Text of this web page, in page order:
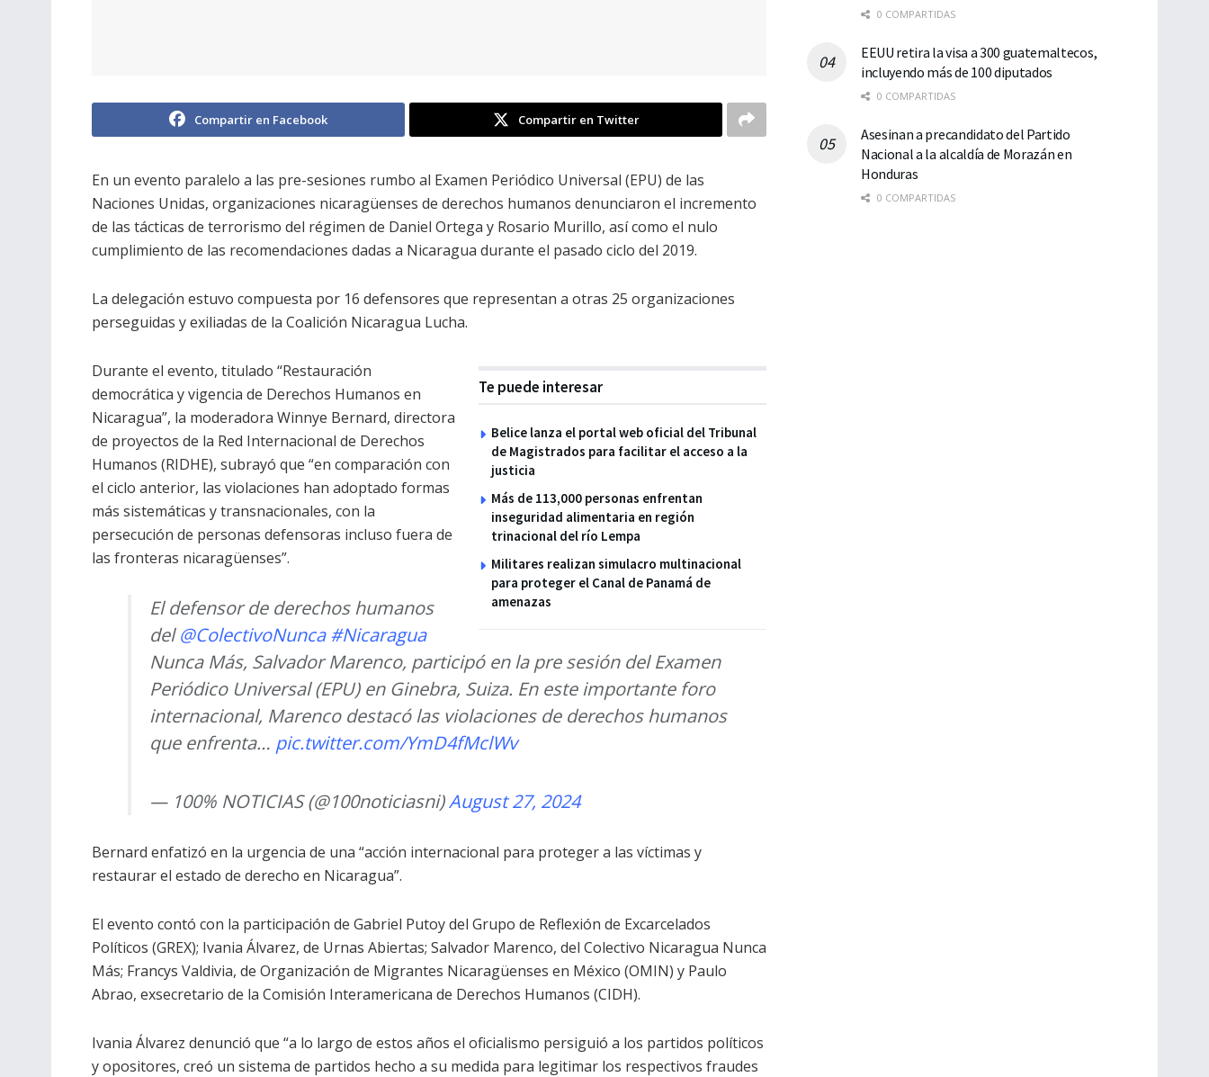
Compartir en Facebook Compartir en Twitter
En un evento paralelo a las pre-sesiones rumbo al Examen Periódico Universal (EPU) de las
Naciones Unidas, organizaciones nicaragüenses de derechos humanos denunciaron el incremento
de las tácticas de terrorismo del régimen de Daniel Ortega y Rosario Murillo, así como el nulo
cumplimiento de las recomendaciones dadas a Nicaragua durante el pasado ciclo del 2019.
La delegación estuvo compuesta por 16 defensores que representan a otras 25 organizaciones
perseguidas y exiliadas de la Coalición Nicaragua Lucha.
Te puede interesar
Belice lanza el portal web oficial del Tribunal
de Magistrados para facilitar el acceso a la
justicia
Más de 113,000 personas enfrentan
inseguridad alimentaria en región
trinacional del río Lempa
Militares realizan simulacro multinacional
para proteger el Canal de Panamá de
amenazas
Durante el evento, titulado “Restauración
democrática y vigencia de Derechos Humanos en
Nicaragua”, la moderadora Winnye Bernard, directora
de proyectos de la Red Internacional de Derechos
Humanos (RIDHE), subrayó que “en comparación con
el ciclo anterior, las violaciones han adoptado formas
más sistemáticas y transnacionales, con la
persecución de personas defensoras incluso fuera de
las fronteras nicaragüenses”.
El defensor de derechos humanos
del@ColectivoNunca #Nicaragua
Nunca Más, Salvador Marenco, participó en la pre sesión del Examen
Periódico Universal (EPU) en Ginebra, Suiza. En este importante foro
internacional, Marenco destacó las violaciones de derechos humanos
que enfrenta… pic.twitter.com/YmD4fMclWv
— 100% NOTICIAS (@100noticiasni)August 27, 2024
Bernard enfatizó en la urgencia de una “acción internacional para proteger a las víctimas y
restaurar el estado de derecho en Nicaragua”.
El evento contó con la participación de Gabriel Putoy del Grupo de Reflexión de Excarcelados
Políticos (GREX); Ivania Álvarez, de Urnas Abiertas; Salvador Marenco, del Colectivo Nicaragua Nunca
Más; Francys Valdivia, de Organización de Migrantes Nicaragüenses en México (OMIN) y Paulo
Abrao, exsecretario de la Comisión Interamericana de Derechos Humanos (CIDH).
Ivania Álvarez denunció que “a lo largo de estos años el oficialismo persiguió a los partidos políticos
y opositores, creó un sistema de partidos hecho a su medida para legitimar los respectivos fraudes
0 COMPARTIDAS
EEUU retira la visa a 300 guatemaltecos,
incluyendo más de 100 diputados
0 COMPARTIDAS
Asesinan a precandidato del Partido
Nacional a la alcaldía de Morazán en
Honduras
0 COMPARTIDAS